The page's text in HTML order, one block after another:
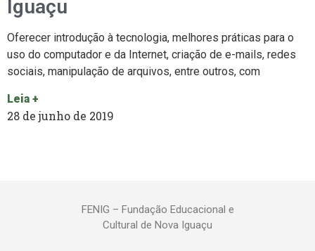
Iguaçu
Oferecer introdução à tecnologia, melhores práticas para o
uso do computador e da Internet, criação de e-mails, redes
sociais, manipulação de arquivos, entre outros, com
Leia +
28 de junho de 2019
FENIG – Fundação Educacional e
Cultural de Nova Iguaçu